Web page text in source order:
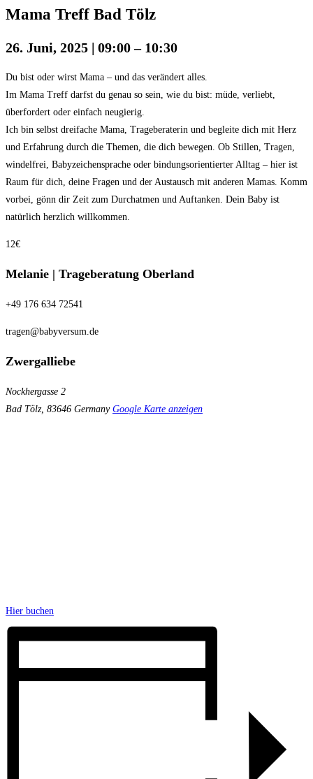
Mama Treff Bad Tölz
26. Juni, 2025 | 09:00– 10:30
Du bist oder wirst Mama – und das verändert alles.
Im Mama Treff darfst du genau so sein, wie du bist: müde, verliebt,
überfordert oder einfach neugierig.
Ich bin selbst dreifache Mama, Trageberaterin und begleite dich mit Herz
und Erfahrung durch die Themen, die dich bewegen. Ob Stillen, Tragen,
windelfrei, Babyzeichensprache oder bindungsorientierter Alltag – hier ist
Raum für dich, deine Fragen und der Austausch mit anderen Mamas. Komm
vorbei, gönn dir Zeit zum Durchatmen und Auftanken. Dein Baby ist
natürlich herzlich willkommen.
12€
Melanie | Trageberatung Oberland
+49 176 634 72541
tragen@babyversum.de
Zwergalliebe
Nockhergasse 2
Bad Tölz, 83646 Germany Google Karte anzeigen
Hier buchen